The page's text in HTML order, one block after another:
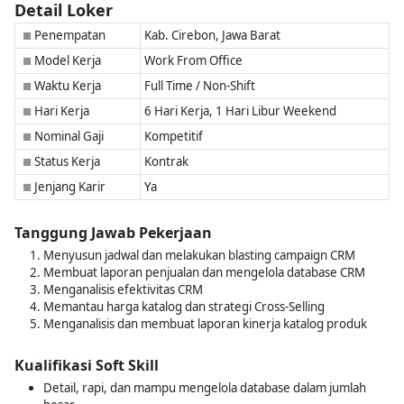
Detail Loker
■ Penempatan Kab. Cirebon, Jawa Barat
■ Model Kerja Work From Office
■ Waktu Kerja Full Time / Non-Shift
■ Hari Kerja 6 Hari Kerja, 1 Hari Libur Weekend
■ Nominal Gaji Kompetitif
■ Status Kerja Kontrak
■ Jenjang Karir Ya
Tanggung Jawab Pekerjaan
Menyusun jadwal dan melakukan blasting campaign CRM
Membuat laporan penjualan dan mengelola database CRM
Menganalisis efektivitas CRM
Memantau harga katalog dan strategi Cross-Selling
Menganalisis dan membuat laporan kinerja katalog produk
Kualifikasi Soft Skill
Detail, rapi, dan mampu mengelola database dalam jumlah